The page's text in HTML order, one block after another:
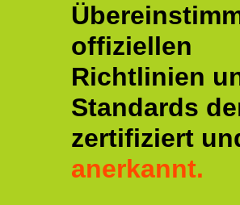
offiziellen
Richtlinien
Standards
zertifiziert
anerkannt.